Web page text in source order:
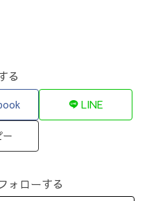
る
LINE
ー
ォローする